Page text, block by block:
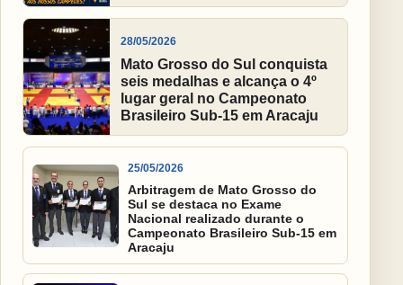
28/05/2026
Mato Grosso do Sul conquista
seis medalhas e alcança o 4º
lugar geral no Campeonato
Brasileiro Sub-15 em Aracaju
25/05/2026
Arbitragem de Mato Grosso do
Sul se destaca no Exame
Nacional realizado durante o
Campeonato Brasileiro Sub-15 em
Aracaju